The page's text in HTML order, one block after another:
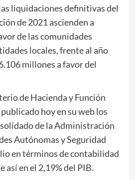
liquidaciones definitivas del
de 2021 ascienden a
de las comunidades
locales, frente al año
millones a favor del
de Hacienda y Función
hoy en su web los
de la Administración
Autónomas y Seguridad
en términos de contabilidad
así en el 2,19% del PIB.